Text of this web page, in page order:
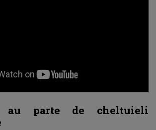
au parte de cheltuieli